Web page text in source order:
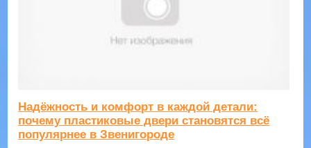
Надёжность и комфорт в каждой детали:
почему пластиковые двери становятся всё
популярнее в Звенигороде